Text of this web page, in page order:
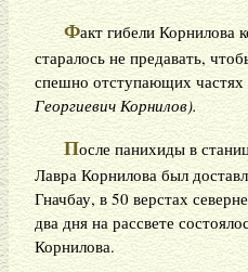
Факт гибели Корнилова
старалось не предавать,
спешно отступающих частях
Георгиевич Корнилов).
После панихиды в
Лавра Корнилова был
Гначбау, в 50 верстах
два дня на рассвете
Корнилова.